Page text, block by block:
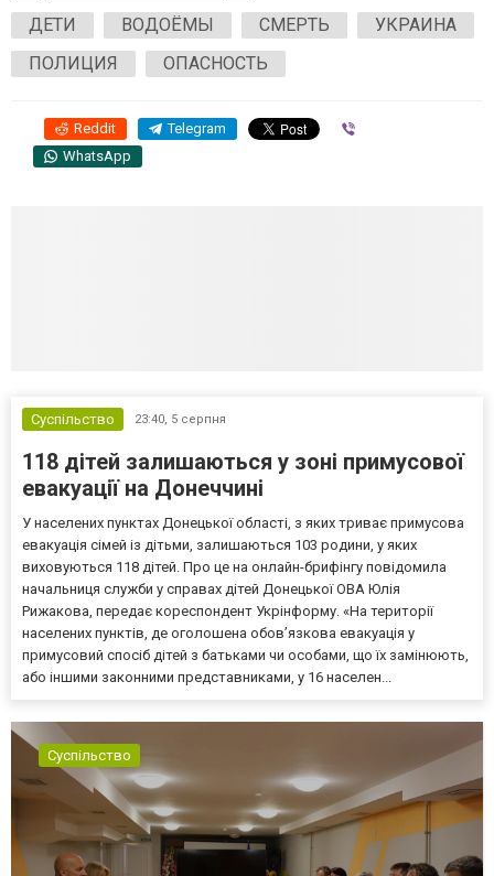
ДЕТИ
ВОДОЁМЫ СМЕРТЬ
УКРАИНА
ПОЛИЦИЯ
ОПАСНОСТЬ
Reddit Telegram
WhatsApp
Суспільство 23:40, 5 серпня
118 дітей залишаються у зоні примусової
евакуації на Донеччині
У населених пунктах Донецької області, з яких триває примусова
евакуація сімей із дітьми, залишаються 103 родини, у яких
виховуються 118 дітей. Про це на онлайн-брифінгу повідомила
начальниця служби у справах дітей Донецької ОВА Юлія
Рижакова, передає кореспондент Укрінформу. «На території
населених пунктів, де оголошена обов’язкова евакуація у
примусовий спосіб дітей з батьками чи особами, що їх замінюють,
або іншими законними представниками, у 16 населен...
Суспільство